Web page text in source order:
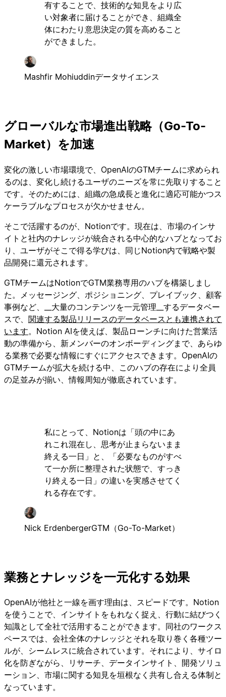
有することで、技術的な知見をより広
い対象者に届けることができ、組織全
体にわたり意思決定の質を高めること
ができました。
Mashfir Mohiuddinデータサイエンス
グローバルな市場進出戦略（Go-To-
Market）を加速
変化の激しい市場環境で、OpenAIのGTMチームに求められ
るのは、変化し続けるユーザのニーズを常に先取りすること
です。そのためには、組織の急成長と進化に適応可能かつス
ケーラブルなプロセスが欠かせません。
そこで活躍するのが、Notionです。現在は、市場のインサ
イトと社内のナレッジが統合される中心的なハブとなってお
り、ユーザがそこで得る学びは、同じNotion内で戦略や製
品開発に還元されます。
GTMチームはNotionでGTM業務専用のハブを構築しまし
た。メッセージング、ポジショニング、プレイブック、顧客
事例など、__大量のコンテンツを一元管理__するデータベー
スで、 関連する製品リリースのデータベースとも連携されて
います。Notion AIを使えば、製品ローンチに向けた営業活
動の準備から、新メンバーのオンボーディングまで、あらゆ
る業務で必要な情報にすぐにアクセスできます。OpenAIの
GTMチームが拡大を続ける中、このハブの存在により全員
の足並みが揃い、情報周知が徹底されています。
私にとって、Notionは「頭の中にあ
れこれ混在し、思考が止まらないまま
終える一日」と、「必要なものがすべ
て一か所に整理された状態で、すっき
り終える一日」の違いを実感させてく
れる存在です。
Nick ErdenbergerGTM（Go-To-Market）
業務とナレッジを一元化する効果
OpenAIが他社と一線を画す理由は、スピードです。Notion
を使うことで、インサイトをもれなく捉え、行動に結びつく
知識として全社で活用することができます。同社のワークス
ペースでは、会社全体のナレッジとそれを取り巻く各種ツー
ルが、シームレスに統合されています。それにより、サイロ
化を防ぎながら、リサーチ、データインサイト、開発ソリュ
ーション、市場に関する知見を垣根なく共有し合える体制と
なっています。